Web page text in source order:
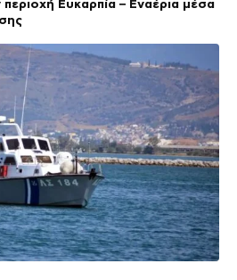
Ευκαρπία – Εναέρια μέσα